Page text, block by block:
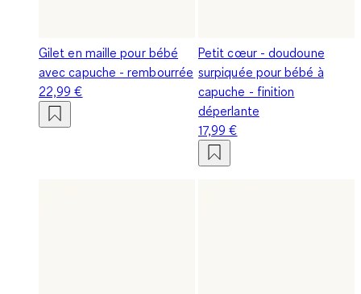
Gilet en maille pour bébé
avec capuche - rembourrée
22,99 €
Petit cœur - doudoune
surpiquée pour bébé à
capuche - finition
déperlante
17,99 €